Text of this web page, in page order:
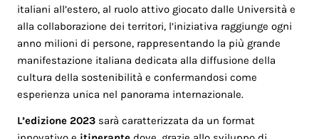
italiani all’estero, al ruolo attivo giocato dalle Università e
alla collaborazione dei territori, l’iniziativa raggiunge ogni
anno milioni di persone, rappresentando la più grande
manifestazione italiana dedicata alla diffusione della
cultura della sostenibilità e confermandosi come
esperienza unica nel panorama internazionale.
L’edizione 2023 sarà caratterizzata da un format